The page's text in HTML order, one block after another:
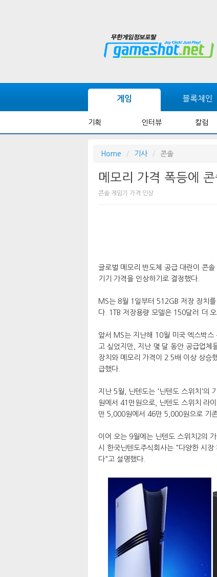
게임 블록체인
기획 인터뷰 칼럼
Home 기사 콘솔
메모리 가격 폭등에
콘솔 게임기 가격 인상
글로벌 메모리 반도체 공급 대란이 콘
기기 가격을 인상하기로 결정했다.
MS는 8월 1일부터 512GB 저장 장치
다. 1TB 저장용량 모델은 150달러 더
앞서 MS는 지난해 10월 미국 엑스박
고 싶었지만, 지난 몇 달 동안 공급업체
장치와 메모리 가격이 2.5배 이상 상승
급했다.
지난 5월, 닌텐도는 '닌텐도 스위치'의
원에서 41만원으로, 닌텐도 스위치 라
만 5,000원에서 46만 5,000원으로 기
이어 오는 9월에는 닌텐도 스위치2의
시 한국닌텐도주식회사는 "다양한 시
다"고 설명했다.